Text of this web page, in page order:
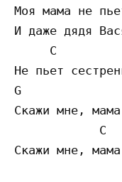
Моя мама не
И даже дядя
     C
Не пьет
G
Скажи мне,
C
Скажи мне,